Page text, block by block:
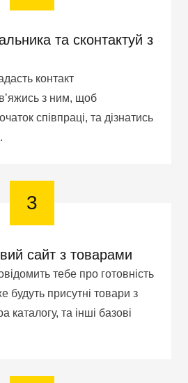
та сконтактуй з
контакт
з ним, щоб
співпраці, та дізнатись
3
сайт з товарами
тебе про готовність
будуть присутні товари з
каталогу, та інші базові